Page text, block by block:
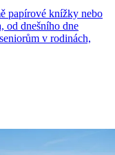
papírové knížky nebo
od dnešního dne
v rodinách,